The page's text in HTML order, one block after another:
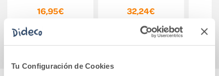
Tu Configuración de Cookies
16,95€
Comprar
32,24€
Comprar